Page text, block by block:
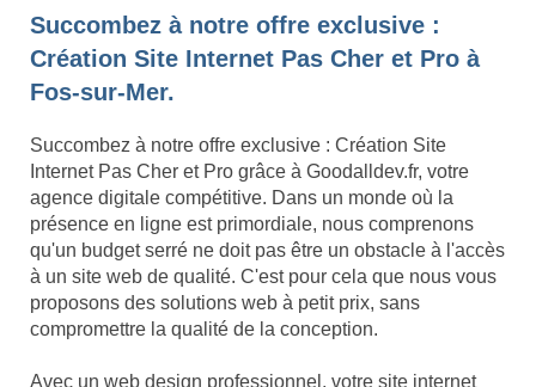
Succombez à notre offre exclusive :
Création Site Internet Pas Cher et Pro à
Fos-sur-Mer.
Succombez à notre offre exclusive : Création Site
Internet Pas Cher et Pro grâce à Goodalldev.fr, votre
agence digitale compétitive. Dans un monde où la
présence en ligne est primordiale, nous comprenons
qu'un budget serré ne doit pas être un obstacle à l'accès
à un site web de qualité. C'est pour cela que nous vous
proposons des solutions web à petit prix, sans
compromettre la qualité de la conception.
Avec un web design professionnel, votre site internet